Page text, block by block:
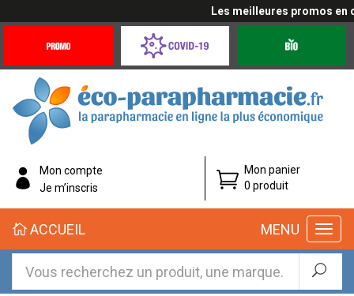
Les meilleures promos en
Offres
Coronavirus
éco-
parapharmacie.fr
éco-
parapharmacie.fr
Mon compte
Je m’inscris
Mon panier
0 produit
MENU
ACCUEIL